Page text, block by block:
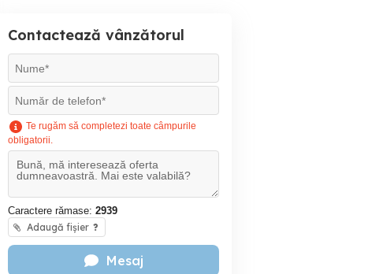
Contactează vânzătorul
Te rugăm să completezi toate câmpurile
obligatorii.
Caractere rămase: 2939
Adaugă fișier ?
Mesaj